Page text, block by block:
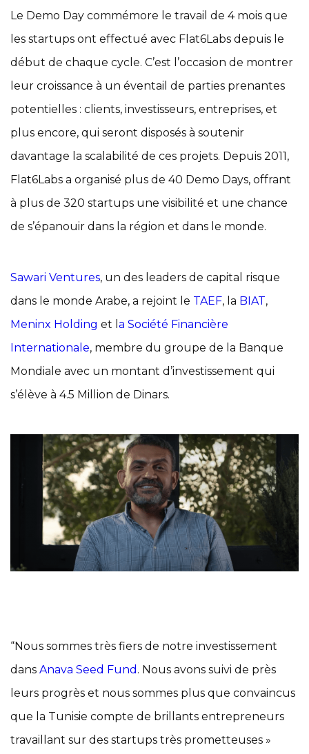
Le Demo Day commémore le travail de 4 mois que
les startups ont effectué avec Flat6Labs depuis le
début de chaque cycle. C’est l’occasion de montrer
leur croissance à un éventail de parties prenantes
potentielles : clients, investisseurs, entreprises, et
plus encore, qui seront disposés à soutenir
davantage la scalabilité de ces projets. Depuis 2011,
Flat6Labs a organisé plus de 40 Demo Days, offrant
à plus de 320 startups une visibilité et une chance
de s’épanouir dans la région et dans le monde.
Sawari Ventures, un des leaders de capital risque
dans le monde Arabe, a rejoint le TAEF, la BIAT,
Meninx Holding et l a Société Financière
Internationale, membre du groupe de la Banque
Mondiale avec un montant d’investissement qui
s’élève à 4.5 Million de Dinars.
“Nous sommes très fiers de notre investissement
dans Anava Seed Fund . Nous avons suivi de près
leurs progrès et nous sommes plus que convaincus
que la Tunisie compte de brillants entrepreneurs
travaillant sur des startups très prometteuses »